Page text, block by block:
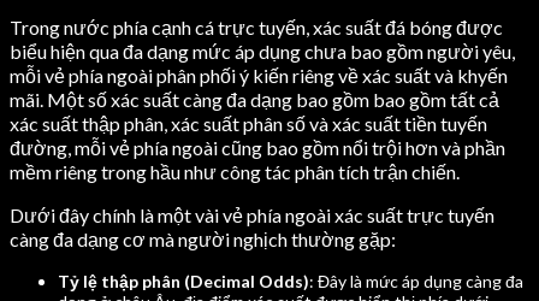
Trong nước phía cạnh cá trực tuyến, xác suất đá bóng được
biểu hiện qua đa dạng mức áp dụng chưa bao gồm người yêu,
mỗi vẻ phía ngoài phân phối ý kiến riêng về xác suất và khyến
mãi. Một số xác suất càng đa dạng bao gồm bao gồm tất cả
xác suất thập phân, xác suất phân số và xác suất tiền tuyến
đường, mỗi vẻ phía ngoài cũng bao gồm nổi trội hơn và phần
mềm riêng trong hầu như công tác phân tích trận chiến.
Dưới đây chính là một vài vẻ phía ngoài xác suất trực tuyến
càng đa dạng cơ mà người nghịch thường gặp:
Tỷ lệ thập phân (Decimal Odds): Đây là mức áp dụng càng đa